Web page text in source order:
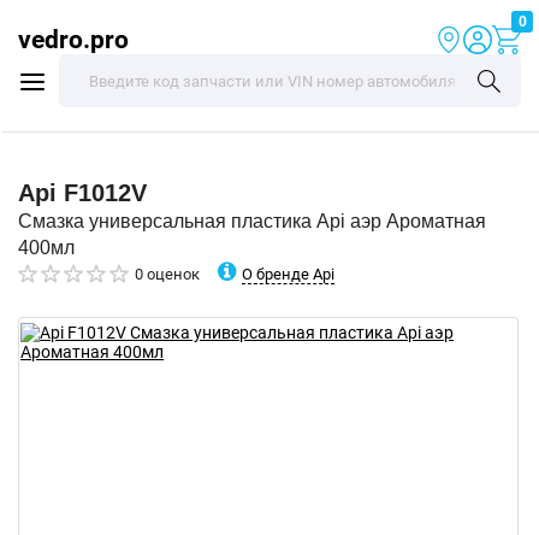
vedro.pro
0
Api F1012V
Смазка универсальная пластика Api аэр Ароматная
400мл
0 оценок О бренде Api